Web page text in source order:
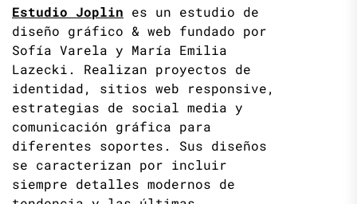
Estudio Joplin es un estudio de
diseño gráfico & web fundado por
Sofía Varela y María Emilia
Lazecki. Realizan proyectos de
identidad, sitios web responsive,
estrategias de social media y
comunicación gráfica para
diferentes soportes. Sus diseños
se caracterizan por incluir
siempre detalles modernos de